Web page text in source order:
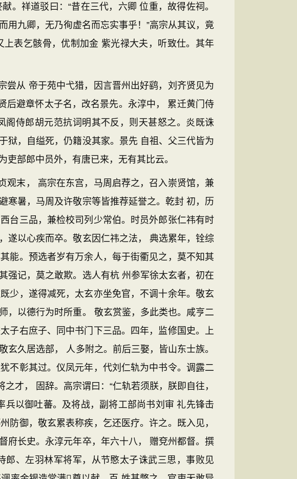
。祥道驳曰：“昔在三代，六卿 位重，故得佐祠。
用九卿，无乃徇虚名而忘实事乎！”高宗从其议，竟
表乞骸骨，优制加金 紫光禄大夫，听致仕。其年
从 帝于苑中弋猎，因言晋州出好鹞，刘齐贤见为
后避章怀太子名，改名景先。永淳中， 累迁黄门侍
侍郎胡元范抗词明其不反，则天甚怒之。炎既诛
狱，自缢死，仍籍没其家。景先 自祖、父三代皆为
部郎中员外，有唐已来，无有其比云。
末， 高宗在东宫，马周启荐之，召入崇贤馆，兼
寒暑，马周及许敬宗等皆推荐延誉之。乾封 初，历
台三品，兼检校司列少常伯。时员外郎张仁祎有时
遂以心疾而卒。敬玄因仁祎之法， 典选累年，铨综
能。预选者岁有万余人，每于街衢见之，莫不知其
强记，莫之敢欺。选人有杭 州参军徐太玄者，初在
少，遂得减死，太玄亦坐免官，不调十余年。敬玄
，以德行为时所重。 敬玄赏鉴，多此类也。咸亨二
子右庶子、同中书门下三品。四年，监修国史。上
久居选部， 人多附之。前后三娶，皆山东士族。
不彰其过。仪凤元年，代刘仁轨为中书令。调露二
才， 固辞。高宗谓曰：“仁轨若须朕，朕即自往，
以御吐蕃。及将战，副将工部尚书刘审 礼先锋击
防御，敬玄累表称疾，乞还医疗。许之。既入见，
府长史。永淳元年卒，年六十八， 赠兗州都督。撰
郎、左羽林军将军，从节愍太子诛武三思，事败见